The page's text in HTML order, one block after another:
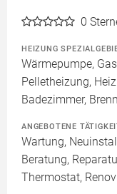
0
HEIZUNG
Wärmepumpe,
Pelletheizung,
Badezimmer,
ANGEBOTENE
Wartung,
Beratung,
Thermostat,